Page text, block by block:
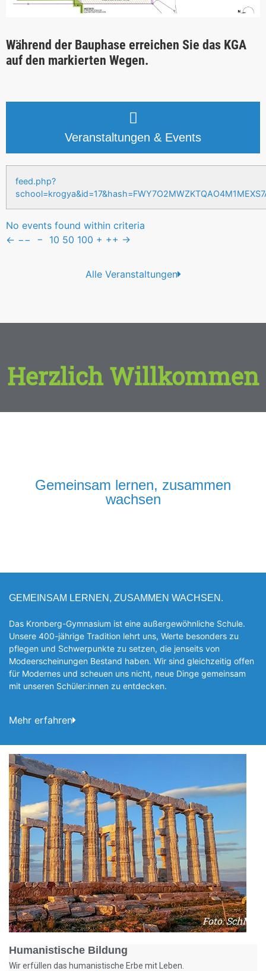
Während der Bauphase erreichen Sie das KGA
auf den markierten Wegen.
Veranstaltungen & Events
feed.php?
No events found within criteria
← −− − 10 50 100 + ++ →
Alle Veranstaltungen
Herzlich Willkommen
Gemeinsam lernen, zusammen
wachsen
GEMEINSAM LERNEN, ZUSAMMEN WACHSEN.
Das Kronberg-Gymnasium ist eine außergewöhnliche Schule.
Unsere 400-jährige Tradition lehrt uns, Werte besonders zu
pflegen und Schwerpunkte zu setzen, die jen­seits von
Modeerscheinungen Be­stand haben. Wir sind gleichzeitig offen
für Modernes und scheuen uns nicht, neue Dinge gemeinsam
mit unseren Schüler:innen zu entde­cken.
Mehr erfahren
Foto: SchM
Humanistische Bildung
Wir erfüllen das humanistische Erbe mit Leben.